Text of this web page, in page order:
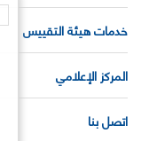
خدمات هيئة التقييس
المركز الإعلامي
اتصل بنا